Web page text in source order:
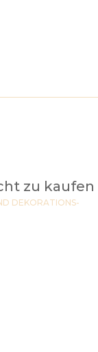
zu kaufen
DEKORATIONS-